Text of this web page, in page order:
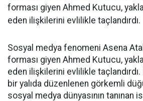
forması giyen Ahmed Kutucu,
eden ilişkilerini evlilikle taçlandırdı.
Sosyal medya fenomeni Asena
forması giyen Ahmed Kutucu,
eden ilişkilerini evlilikle
bir yalıda düzenlenen görkemli
sosyal medya dünyasının tanınan